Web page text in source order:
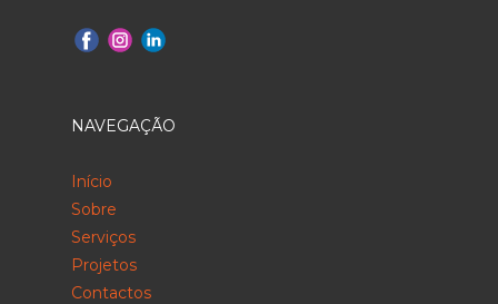
NAVEGAÇÃO
Início
Sobre
Serviços
Projetos
Contactos